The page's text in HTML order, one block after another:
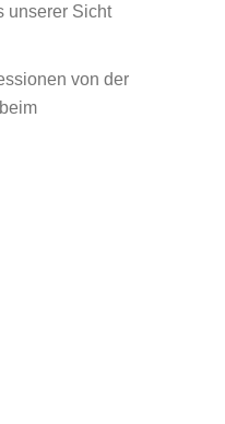
unserer Sicht
von der